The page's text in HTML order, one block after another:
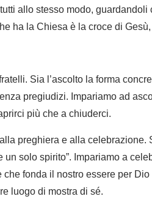
allo stesso modo,
ha la Chiesa è la croce di
Sia l’ascolto la forma
pregiudizi. Impariamo ad
più che a chiuderci.
preghiera e alla
solo spirito”. Impariamo a
fonda il nostro essere per
luogo di mostra di sé.